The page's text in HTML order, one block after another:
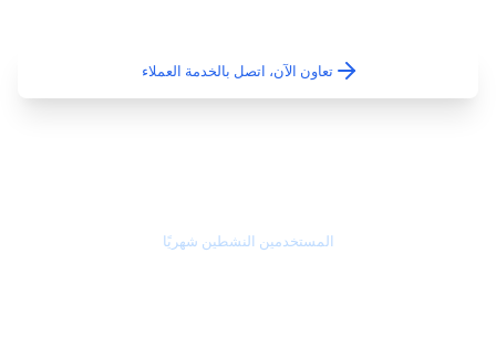
تعاون الآن، اتصل بالخدمة العملاء
المستخدمين النشطين شهريًا